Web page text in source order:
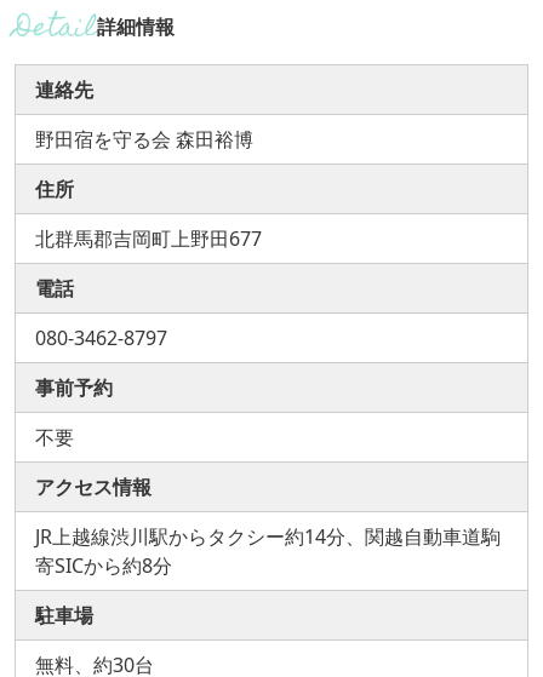
詳細情報
連絡先
野田宿を守る会 森田裕博
住所
北群馬郡吉岡町上野田677
電話
080-3462-8797
事前予約
不要
アクセス情報
JR上越線渋川駅からタクシー約14分、関越自動車道駒
寄SICから約8分
駐車場
無料、約30台